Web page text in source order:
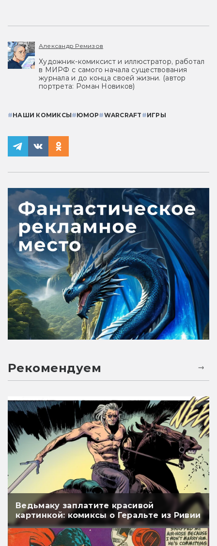
Александр Ремизов
Художник-комиксист и иллюстратор, работал
в МИРФ с самого начала существования
журнала и до конца своей жизни. (автор
портрета: Роман Новиков)
#НАШИ КОМИКСЫ#ЮМОР#WARCRAFT #ИГРЫ
Рекомендуем
Ведьмаку заплатите красивой
картинкой: комиксы о Геральте из Ривии